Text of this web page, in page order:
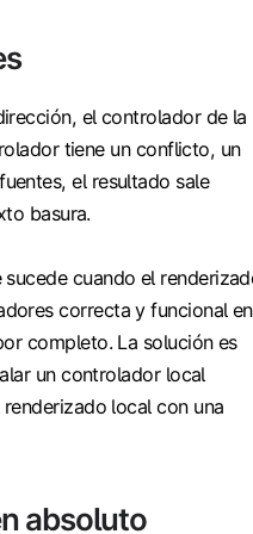
el controlador de la
tiene un conflicto, un
el resultado sale
basura.
cuando el
correcta y funcional en
completo. La solución es
un controlador local
local con una
absoluto